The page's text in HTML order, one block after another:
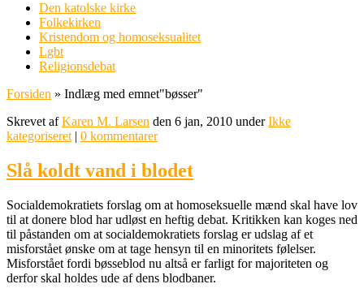
Den katolske kirke
Folkekirken
Kristendom og homoseksualitet
Lgbt
Religionsdebat
Forsiden » Indlæg med emnet"bøsser"
Skrevet afKaren M. Larsen den 6 jan, 2010 underIkke
kategoriseret | 0 kommentarer
Slå koldt vand i blodet
Socialdemokratiets forslag om at homoseksuelle mænd skal have lov
til at donere blod har udløst en heftig debat. Kritikken kan koges ned
til påstanden om at socialdemokratiets forslag er udslag af et
misforstået ønske om at tage hensyn til en minoritets følelser.
Misforstået fordi bøsseblod nu altså er farligt for majoriteten og
derfor skal holdes ude af dens blodbaner.